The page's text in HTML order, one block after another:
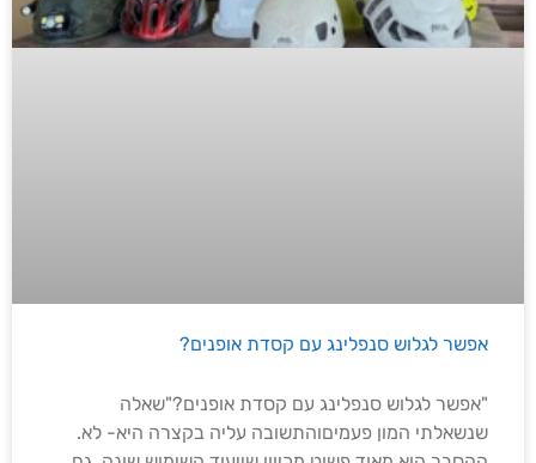
אפשר לגלוש סנפלינג עם קסדת אופנים?
"אפשר לגלוש סנפלינג עם קסדת אופנים?"שאלה
שנשאלתי המון פעמיםוהתשובה עליה בקצרה היא- לא.